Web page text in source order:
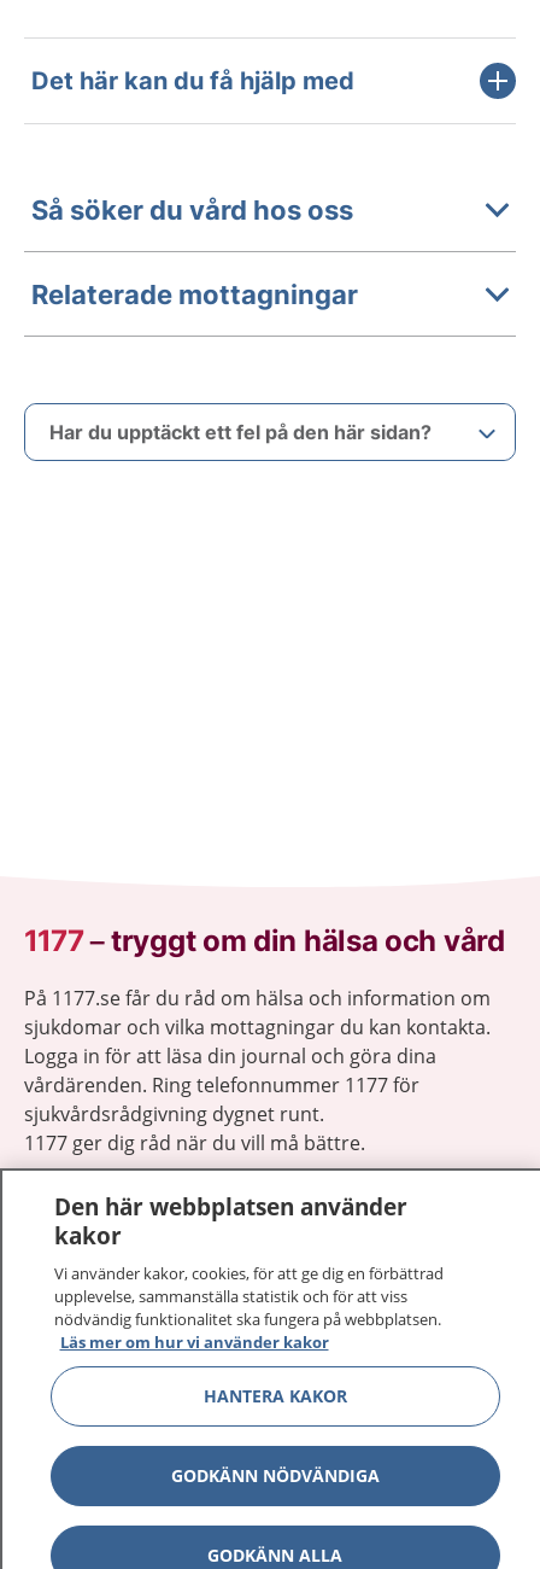
Det här kan du få hjälp med
Så söker du vård hos oss
Relaterade mottagningar
Har du upptäckt ett fel på den här sidan?
1177–tryggt om din hälsa och vård
På 1177.se får du råd om hälsa och information om
sjukdomar och vilka mottagningar du kan kontakta.
Logga in för att läsa din journal och göra dina
vårdärenden. Ring telefonnummer 1177 för
sjukvårdsrådgivning dygnet runt.
1177 ger dig råd när du vill må bättre.
1177 på flera språk
Om 1177 Visa
Visa
Behandling av personuppgifter
Den här webbplatsen använder
kakor
Vi använder kakor, cookies, för att ge dig en förbättrad
upplevelse, sammanställa statistik och för att viss
nödvändig funktionalitet ska fungera på webbplatsen.
Läs mer om hur vi använder kakor
HANTERA KAKOR
GODKÄNN NÖDVÄNDIGA
GODKÄNN ALLA